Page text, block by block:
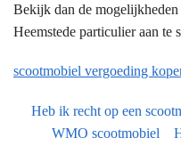
Bekijk dan de
Heemstede particulier aan te
scootmobiel vergoeding
Heb ik recht op een
WMO scootmobiel